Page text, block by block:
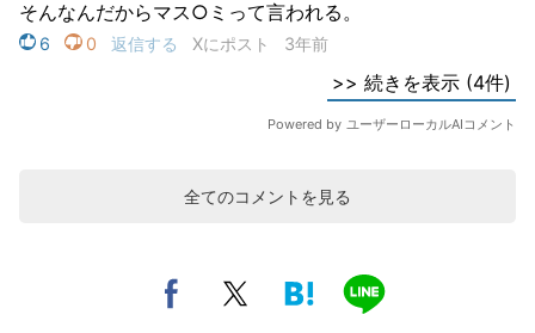
全てのコメントを見る